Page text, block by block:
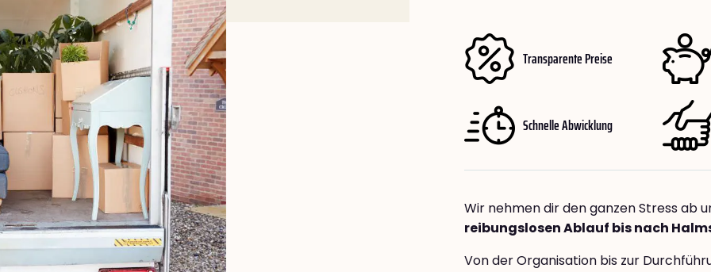
Transparente Preise
Schnelle Abwicklung
Wir nehmen dir den ganzen Stress ab
reibungslosen Ablauf bis nach
Von der Organisation bis zur